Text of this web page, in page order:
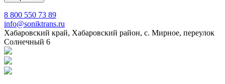
8 800 550 73 89
info@soniktrans.ru
Хабаровский край, Хабаровский район, с. Мирное, переулок
Солнечный 6